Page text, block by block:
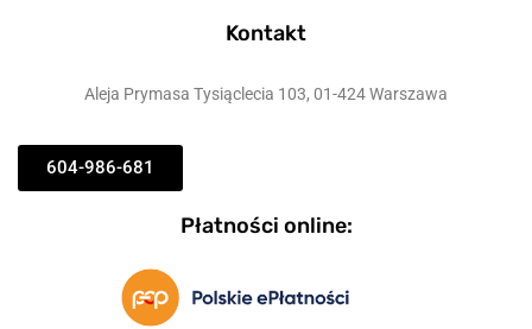
Kontakt
Aleja Prymasa Tysiąclecia 103, 01-424 Warszawa
604-986-681
Płatności online: